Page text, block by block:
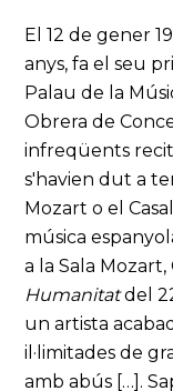
El 12 de gener
anys, fa el seu
Palau de la
Obrera de
infreqüents
s'havien dut a
Mozart o el
música
a la Sala Mozart,
Humanitatdel
un artista
il·limitades de
amb abús […].